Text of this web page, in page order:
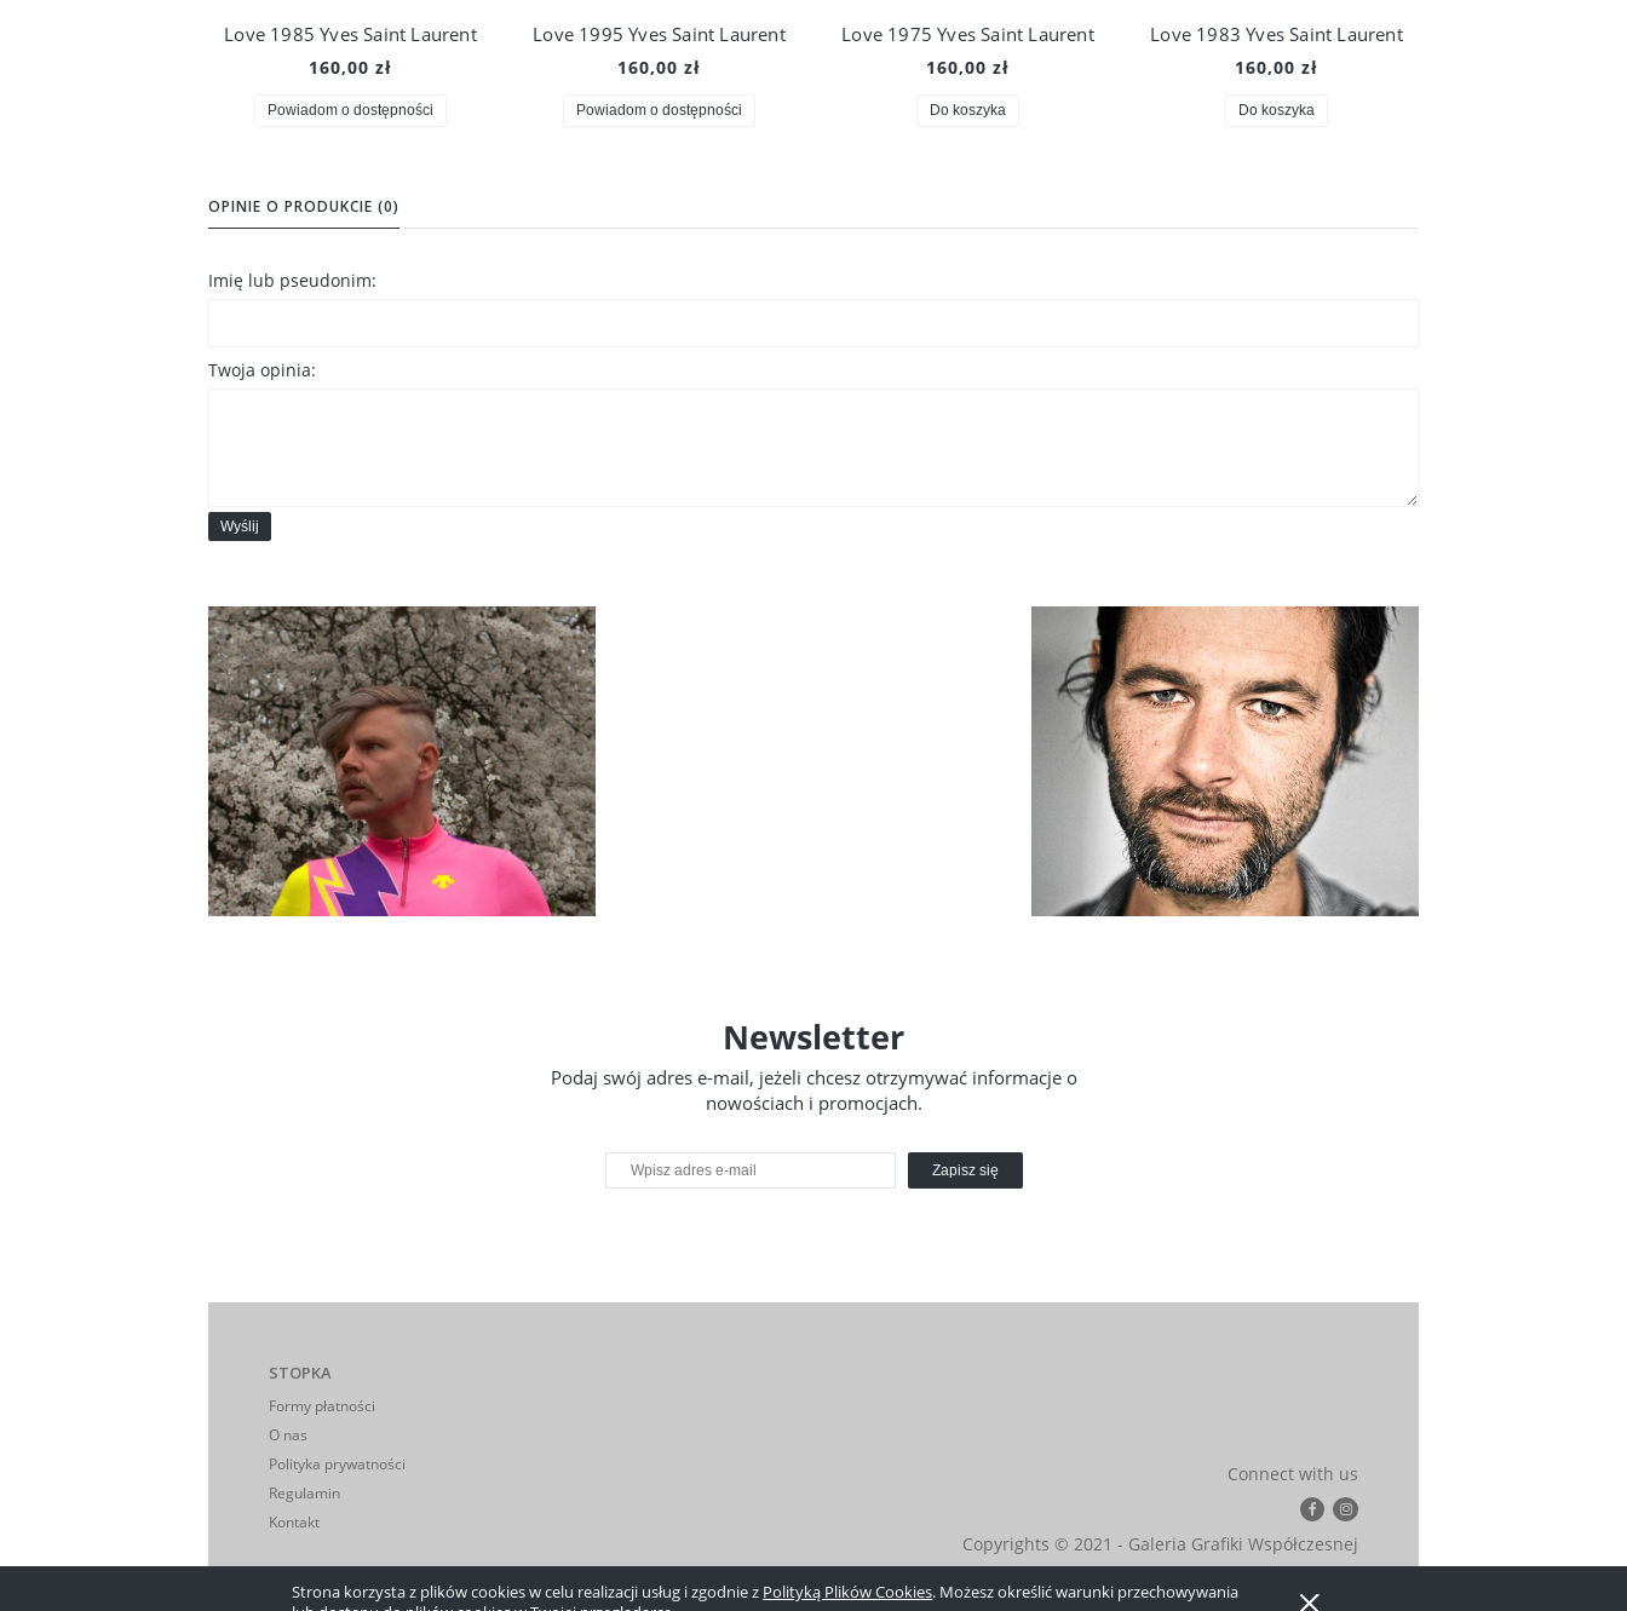
Strona korzysta z plików cookies w celu realizacji usług i zgodnie z Polityką Plików Cookies. Możesz określić warunki przechowywania
Love 1985 Yves Saint Laurent
160,00 zł
Powiadom o dostępności
Love 1995 Yves Saint Laurent
160,00 zł
Powiadom o dostępności
Love 1975 Yves Saint Laurent
160,00 zł
Do koszyka
Love 1983 Yves Saint Laurent
160,00 zł
Do koszyka
OPINIE O PRODUKCIE (0)
Imię lub pseudonim:
Twoja opinia:
Wyślij
Newsletter
Podaj swój adres e-mail, jeżeli chcesz otrzymywać informacje o
nowościach i promocjach.
Zapisz się
STOPKA
Formy płatności
O nas
Polityka prywatności
Regulamin
Kontakt
Connect with us
Copyrights © 2021 - Galeria Grafiki Współczesnej